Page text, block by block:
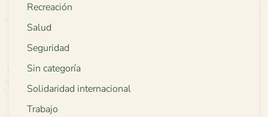
Recreación
Salud
Seguridad
Sin categoría
Solidaridad internacional
Trabajo